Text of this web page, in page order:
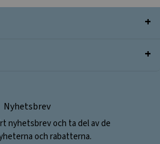
Nyhetsbrev
nyhetsbrev och ta del av de
och rabatterna.